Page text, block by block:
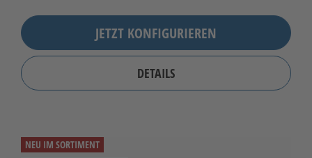
JETZT KONFIGURIEREN
DETAILS
NEU IM SORTIMENT